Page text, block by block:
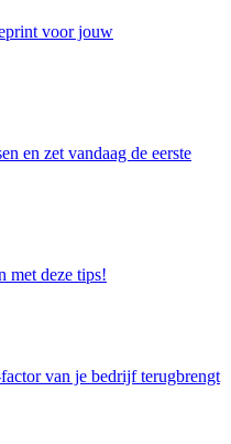
voor jouw
en zet vandaag de eerste
met deze tips!
van je bedrijf terugbrengt